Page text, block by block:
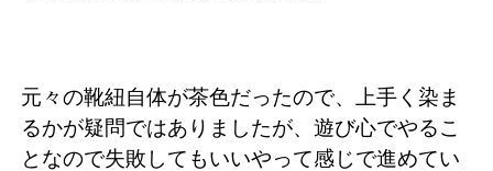
元々の靴紐自体が茶色だったので、上手く染ま
るかが疑問ではありましたが、遊び心でやるこ
となので失敗してもいいやって感じで進めてい